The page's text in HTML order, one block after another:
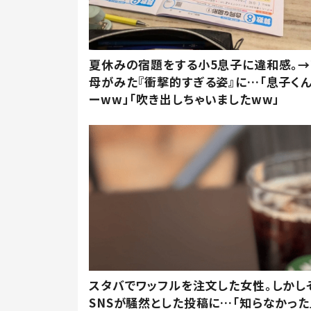
夏休みの宿題をする小5息子に違和感。→
母がみた『衝撃的すぎる姿』に…「息子く
ーww」「吹き出しちゃいましたww」
スタバでワッフルを注文した女性。しかし
SNSが騒然とした投稿に…「知らなかった